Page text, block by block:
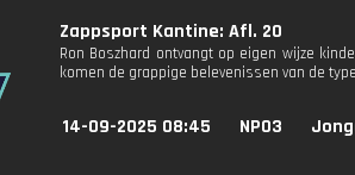
Zappsport Kantine: Afl. 20
Ron Boszhard ontvangt op eigen wijze
komen de grappige belevenissen van de
14-09-2025 08:45 NPO3